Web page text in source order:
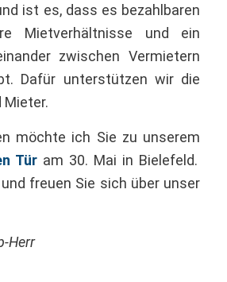
ist es, dass es bezahlbaren
Mietverhältnisse und ein
zwischen Vermietern
Dafür unterstützen wir die
Mieter.
möchte ich Sie zu unserem
Türam 30. Mai in Bielefeld.
freuen Sie sich über unser
Herr